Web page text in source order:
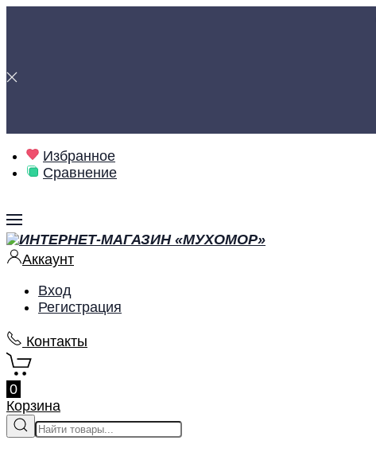
Избранное
Сравнение
Аккаунт
Вход
Регистрация
Контакты
0
Корзина